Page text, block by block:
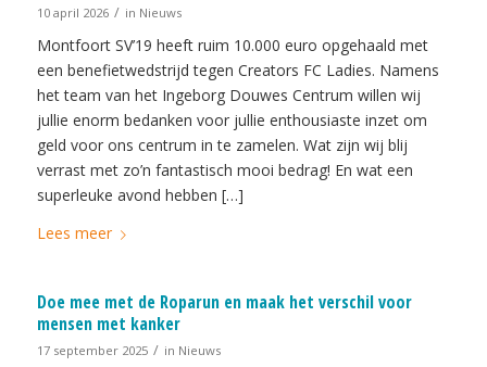
10 april 2026 / in Nieuws
Montfoort SV’19 heeft ruim 10.000 euro opgehaald met
een benefietwedstrijd tegen Creators FC Ladies. Namens
het team van het Ingeborg Douwes Centrum willen wij
jullie enorm bedanken voor jullie enthousiaste inzet om
geld voor ons centrum in te zamelen. Wat zijn wij blij
verrast met zo’n fantastisch mooi bedrag! En wat een
superleuke avond hebben […]
Lees meer
Doe mee met de Roparun en maak het verschil voor
mensen met kanker
17 september 2025 / in Nieuws